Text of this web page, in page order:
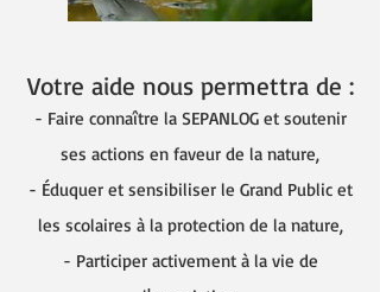
Votre aide nous permettra de :
- Faire connaître la SEPANLOG et soutenir
ses actions en faveur de la nature,
- Éduquer et sensibiliser le Grand Public et
les scolaires à la protection de la nature,
- Participer activement à la vie de